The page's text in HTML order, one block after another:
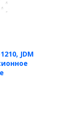
JDM